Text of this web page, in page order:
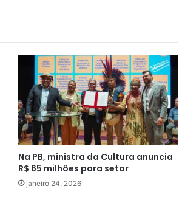
Na PB, ministra da Cultura anuncia
R$ 65 milhões para setor
janeiro 24, 2026